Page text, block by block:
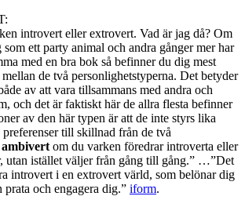
introvert eller extrovert. Vad är jag då? Om
ett party animal och andra gånger mer har
med en bra bok så befinner du dig mest
de två personlighetstyperna. Det betyder
av att vara tillsammans med andra och
och det är faktiskt här de allra flesta befinner
av den här typen är att de inte styrs lika
till skillnad från de två
ambivert om du varken föredrar introverta eller
utan istället väljer från gång till gång.” …”Det
introvert i en extrovert värld, som belönar dig
och engagera dig.” iform.